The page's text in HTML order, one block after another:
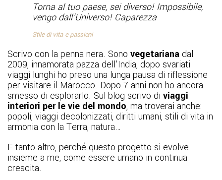
Torna al tuo paese, sei diverso! Impossibile,
vengo dall’Universo! Caparezza
Stile di vita e passioni
Scrivo con la penna nera. Sono vegetariana dal
2009, innamorata pazza dell’India, dopo svariati
viaggi lunghi ho preso una lunga pausa di riflessione
per visitare il Marocco. Dopo 7 anni non ho ancora
smesso di esplorarlo. Sul blog scrivo di viaggi
interiori per le vie del mondo, ma troverai anche:
popoli, viaggi decolonizzati, diritti umani, stili di vita in
armonia con la Terra, natura…
E tanto altro, perché questo progetto si evolve
insieme a me, come essere umano in continua
crescita.